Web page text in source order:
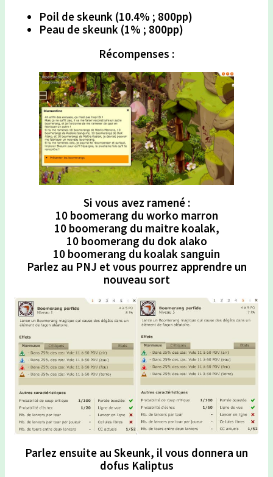
Poil de skeunk (10.4% ; 800pp)
Peau de skeunk (1% ; 800pp)
Récompenses :
Si vous avez ramené :
10 boomerang du worko marron
10 boomerang du maitre koalak,
10 boomerang du dok alako
10 boomerang du koalak sanguin
Parlez au PNJ et vous pourrez apprendre un
nouveau sort
Parlez ensuite au Skeunk, il vous donnera un
dofus Kaliptus